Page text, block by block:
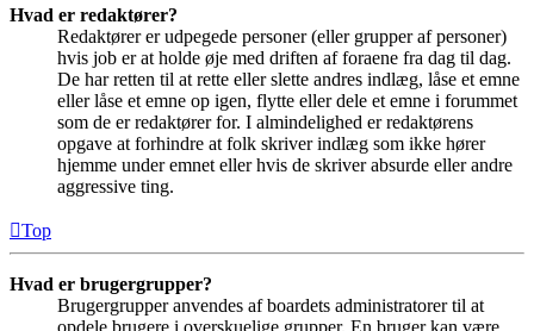
Hvad er redaktører?
Redaktører er udpegede personer (eller grupper af personer)
hvis job er at holde øje med driften af foraene fra dag til dag.
De har retten til at rette eller slette andres indlæg, låse et emne
eller låse et emne op igen, flytte eller dele et emne i forummet
som de er redaktører for. I almindelighed er redaktørens
opgave at forhindre at folk skriver indlæg som ikke hører
hjemme under emnet eller hvis de skriver absurde eller andre
aggressive ting.
Top
Hvad er brugergrupper?
Brugergrupper anvendes af boardets administratorer til at